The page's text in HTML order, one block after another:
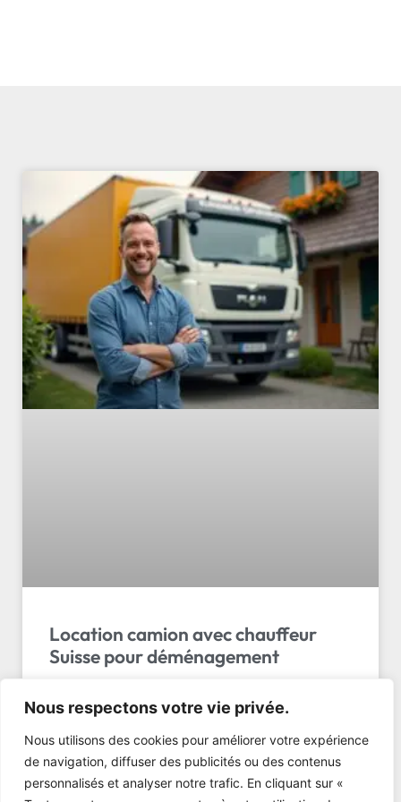
Nous respectons votre vie privée.
Nous utilisons des cookies pour améliorer votre expérience
de navigation, diffuser des publicités ou des contenus
personnalisés et analyser notre trafic. En cliquant sur «
Location camion avec chauffeur
Suisse pour déménagement
Comparez 5 options de location camion
déménagement avec chauffeur suisse. Tarifs 2026,
volumes, services inclus. Obtenez votre devis gratuit
maintenant!